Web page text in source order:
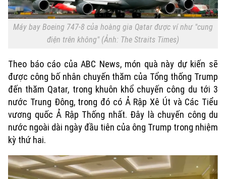
Máy bay Boeing 747-8 của hoàng gia Qatar được ví như "cung
điện trên không" (Ảnh: The Straits Times)
Theo báo cáo của ABC News, món quà này dự kiến ​​sẽ
được công bố nhân chuyến thăm của Tổng thống Trump
đến thăm Qatar, trong khuôn khổ chuyến công du tới 3
nước Trung Đông, trong đó có Ả Rập Xê Út và Các Tiểu
vương quốc Ả Rập Thống nhất. Đây là chuyến công du
nước ngoài dài ngày đầu tiên của ông Trump trong nhiệm
kỳ thứ hai.